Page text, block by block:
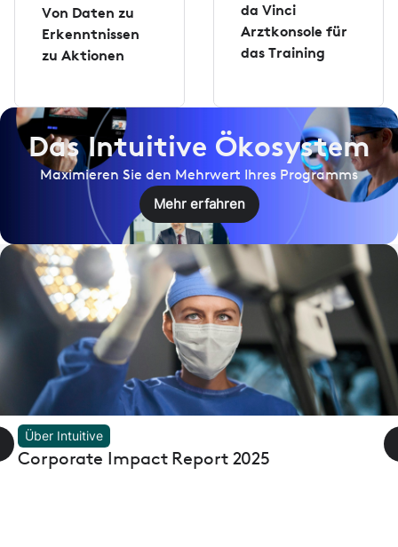
Von Daten zu
Erkenntnissen
zu Aktionen
da Vinci
Arztkonsole für
das Training
Das Intuitive Ökosystem
Maximieren Sie den Mehrwert Ihres Programms
Mehr erfahren
Über Intuitive
Corporate Impact Report 2025